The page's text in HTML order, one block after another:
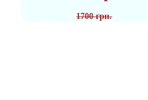
1700 грн.